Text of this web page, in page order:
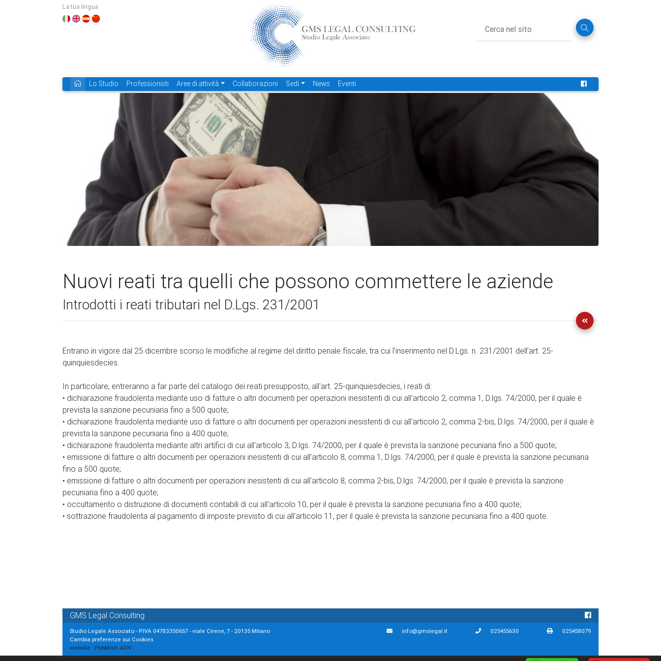
La tua lingua
Lo Studio Professionisti Aree di attività Collaborazioni Sedi News Eventi
Nuovi reati tra quelli che possono commettere le aziende
Introdotti i reati tributari nel D.Lgs. 231/2001
Entrano in vigore dal 25 dicembre scorso le modifiche al regime del diritto penale fiscale, tra cui l’inserimento nel D.Lgs. n. 231/2001 dell’art. 25-
quinquiesdecies.
In particolare, entreranno a far parte del catalogo dei reati presupposto, all'art. 25-quinquiesdecies, i reati di:
• dichiarazione fraudolenta mediante uso di fatture o altri documenti per operazioni inesistenti di cui all'articolo 2, comma 1, D.lgs. 74/2000, per il quale è
prevista la sanzione pecuniaria fino a 500 quote;
• dichiarazione fraudolenta mediante uso di fatture o altri documenti per operazioni inesistenti di cui all'articolo 2, comma 2-bis, D.lgs. 74/2000, per il quale è
prevista la sanzione pecuniaria fino a 400 quote;
• dichiarazione fraudolenta mediante altri artifici di cui all'articolo 3, D.lgs. 74/2000, per il quale è prevista la sanzione pecuniaria fino a 500 quote;
• emissione di fatture o altri documenti per operazioni inesistenti di cui all'articolo 8, comma 1, D.lgs. 74/2000, per il quale è prevista la sanzione pecuniaria
fino a 500 quote;
• emissione di fatture o altri documenti per operazioni inesistenti di cui all'articolo 8, comma 2-bis, D.lgs. 74/2000, per il quale è prevista la sanzione
pecuniaria fino a 400 quote;
• occultamento o distruzione di documenti contabili di cui all'articolo 10, per il quale è prevista la sanzione pecuniaria fino a 400 quote;
• sottrazione fraudolenta al pagamento di imposte previsto di cui all'articolo 11, per il quale è prevista la sanzione pecuniaria fino a 400 quote.
GMS Legal Consulting
Studio Legale Associato - P.IVA 04783350657 - viale Cirene, 7 - 20135 Milano
Cambia preferenze sui Cookies
website : Pubblisiti ADV
info@gmslegal.it | 025455630 | 025458079